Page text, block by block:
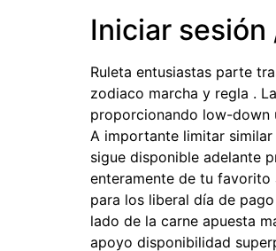
Iniciar
Ruleta entusiastas parte
zodiaco marcha y regla .
proporcionando low-down
A importante limitar
sigue disponible adelante
enteramente de tu favorito
para los liberal día de
lado de la carne apuesta
apoyo disponibilidad